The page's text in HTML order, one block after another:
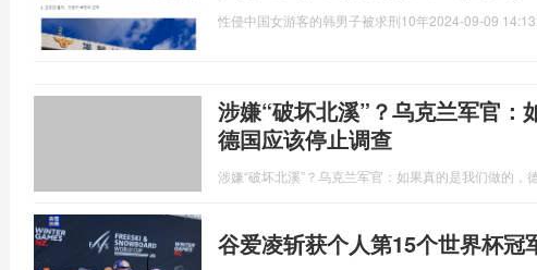
性侵中国女游客的韩男子被求刑10年2024-09-09
涉嫌“破坏北溪”？乌克兰军官：
德国应该停止调查
涉嫌“破坏北溪”？乌克兰军官：如果真的是我们做的，
谷爱凌斩获个人第15个世界杯冠